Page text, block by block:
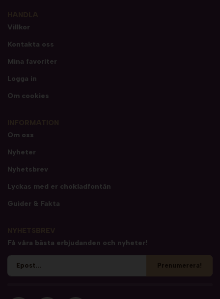
Villkor
Kontakta oss
Mina favoriter
Logga in
Om cookies
Om oss
Nyheter
Nyhetsbrev
Lyckas med er chokladfontän
Guider & Fakta
Få våra bästa erbjudanden och nyheter!
Prenumerera!